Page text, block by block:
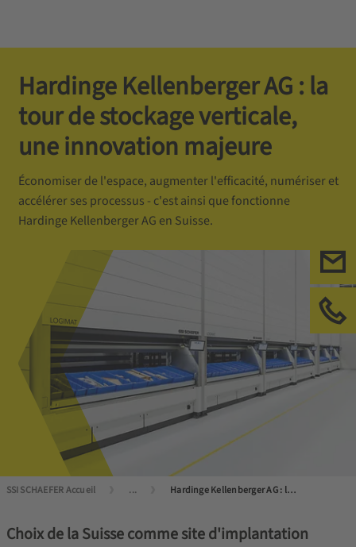
Hardinge Kellenberger AG : la
tour de stockage verticale,
une innovation majeure
Économiser de l'espace, augmenter l'efficacité, numériser et
accélérer ses processus - c'est ainsi que fonctionne
Hardinge Kellenberger AG en Suisse.
SSI SCHAEFER Accueil ... Hardinge Kellenberger AG : la tour de stockage verticale, une innovation majeure
Choix de la Suisse comme site d'implantation